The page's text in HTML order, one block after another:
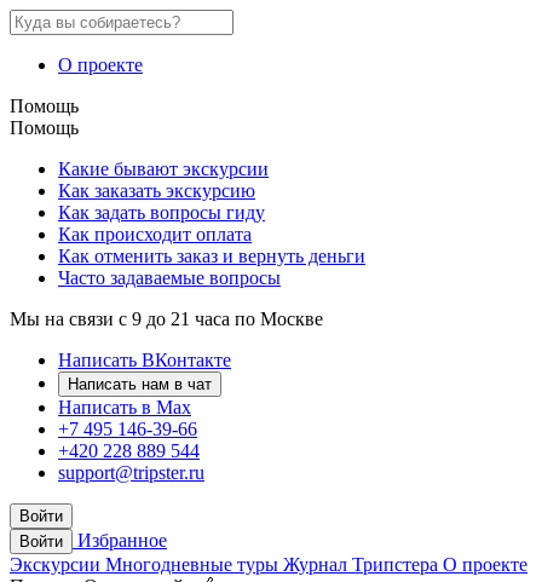
О проекте
Помощь
Помощь
Какие бывают экскурсии
Как заказать экскурсию
Как задать вопросы гиду
Как происходит оплата
Как отменить заказ и вернуть деньги
Часто задаваемые вопросы
Мы на связи с 9 до 21 часа по Москве
Написать ВКонтакте
Написать нам в чат
Написать в Max
+7 495 146-39-66
+420 228 889 544
support@tripster.ru
Войти
Войти
Избранное
Экскурсии Многодневные туры Журнал Трипстера О проекте